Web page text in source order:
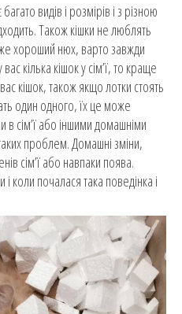
видів і розмірів і з різною
Також кішки не люблять
хороший нюх, варто завжди
кілька кішок у сім’ї, то краще
кішок, також якщо лотки стоять
один одного, їх це може
сім’ї або іншими домашніми
проблем. Домашні зміни,
сім’ї або навпаки поява.
коли почалася така поведінка і